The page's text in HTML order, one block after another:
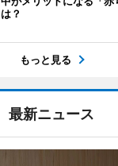
は？
もっと見る
最新ニュース